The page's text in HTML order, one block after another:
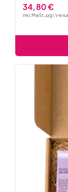
34,80€
inkl. MwSt, zzgl.